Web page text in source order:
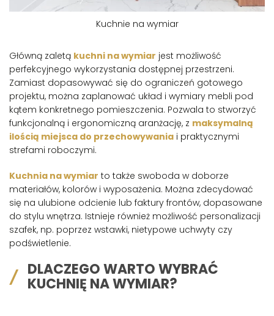
Kuchnie na wymiar
Główną zaletą kuchni na wymiar jest możliwość
perfekcyjnego wykorzystania dostępnej przestrzeni.
Zamiast dopasowywać się do ograniczeń gotowego
projektu, można zaplanować układ i wymiary mebli pod
kątem konkretnego pomieszczenia. Pozwala to stworzyć
funkcjonalną i ergonomiczną aranżację, z maksymalną
ilością miejsca do przechowywania i praktycznymi
strefami roboczymi.
Kuchnia na wymiar to także swoboda w doborze
materiałów, kolorów i wyposażenia. Można zdecydować
się na ulubione odcienie lub faktury frontów, dopasowane
do stylu wnętrza. Istnieje również możliwość personalizacji
szafek, np. poprzez wstawki, nietypowe uchwyty czy
podświetlenie.
DLACZEGO WARTO WYBRAĆ
KUCHNIĘ NA WYMIAR?